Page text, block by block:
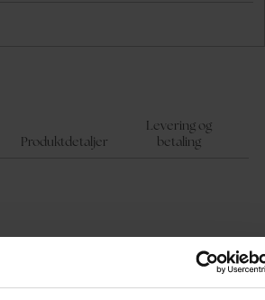
Produktdetaljer
Levering og
betaling
cm i størrelse S.
viskosefibre utvinnes fra tre og tremasse som
kontrollerte kilder. LENZING™ ECOVERO™ fibre